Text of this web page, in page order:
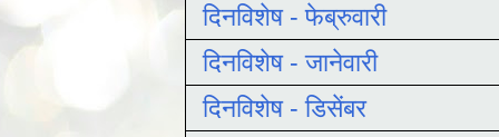
दिनविशेष - फेब्रुवारी
दिनविशेष - जानेवारी
दिनविशेष - डिसेंबर